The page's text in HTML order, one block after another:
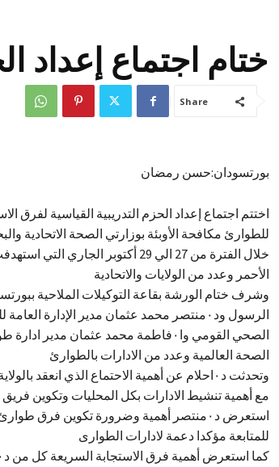
ختام اجتماع إعداد
Share
بورتسودان:حسن رمضان
اختتم اجتماع إعداد الحزم التدريبية القياسية لفرق
للطوارئ مكافحة الأوبئة بوزارتي الصحة الاتحادية
خلال الفترة من 27 الي 29 أكتوبر
الأحمر وعدد من الولايات والاتحادية
الصحة العالمية وعدد من الادارات بالطوارئ
وتحدثت د٠احلام عن أهمية الاحتماع الذي
مع أهمية تنشيط الادارات بكل المحليات وتكوين
استعرض د٠منتصر أهمية وضرورة تكوين فرق
للمتابعة مؤكدا دعمة لادارات الطوارى